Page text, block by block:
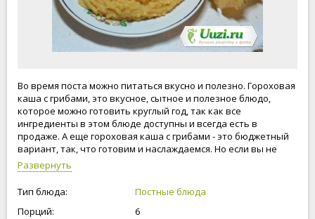
Во время поста можно питаться вкусно и полезно. Гороховая
каша с грибами, это вкусное, сытное и полезное блюдо,
которое можно готовить круглый год, так как все
ингредиенты в этом блюде доступны и всегда есть в
продаже. А еще гороховая каша с грибами - это бюджетный
вариант, так, что готовим и наслаждаемся. Но если вы не
соблюдаете пост, то заправить гороховую кашу можно
сливочным маслом, а еще я обожаю гороховую кашу с
куриной котлеткой. Не забывайте, что горох содержит много
полезных микроэлементов и он полезен для нашего
пищеварения.
Развернуть
Тип блюда:
Постные блюда
Порций:
6